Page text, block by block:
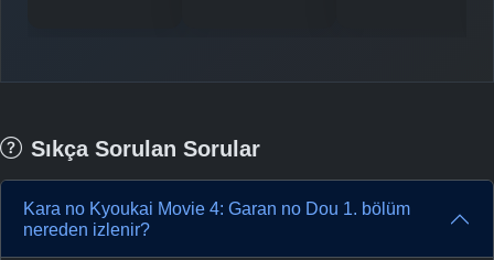
Sıkça Sorulan Sorular
Kara no Kyoukai Movie 4: Garan no Dou 1. bölüm
nereden izlenir?